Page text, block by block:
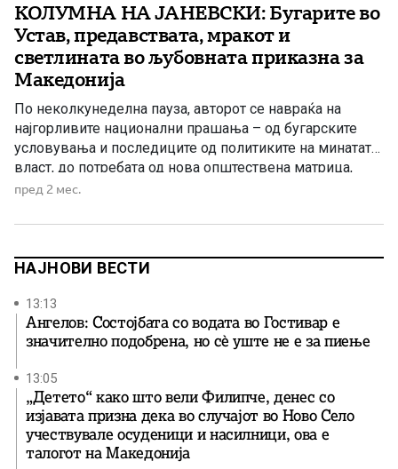
КОЛУМНА НА ЈАНЕВСКИ: Бугарите во
Устав, предавствата, мракот и
светлината во љубовната приказна за
Македонија
По неколкунеделна пауза, авторот се навраќа на
најгорливите национални прашања – од бугарските
условувања и последиците од политиките на минатата
власт, до потребата од нова општествена матрица,
одговорност и пресврт во Македонија.
пред 2 мес.
НАЈНОВИ ВЕСТИ
13:13
Ангелов: Состојбата со водата во Гостивар е
значително подобрена, но сè уште не е за пиење
13:05
„Детето“ како што вели Филипче, денес со
изјавата призна дека во случајот во Ново Село
учествувале осуденици и насилници, ова е
талогот на Македонија